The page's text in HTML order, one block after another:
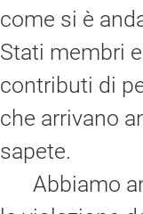
come si è
Stati membri
contributi di
che arrivano
sapete.
Abbiamo